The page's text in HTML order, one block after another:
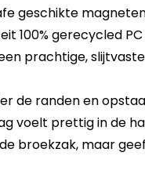
geschikte
100% gerecycled
prachtige,
de randen en
voelt prettig in de
broekzak, maar